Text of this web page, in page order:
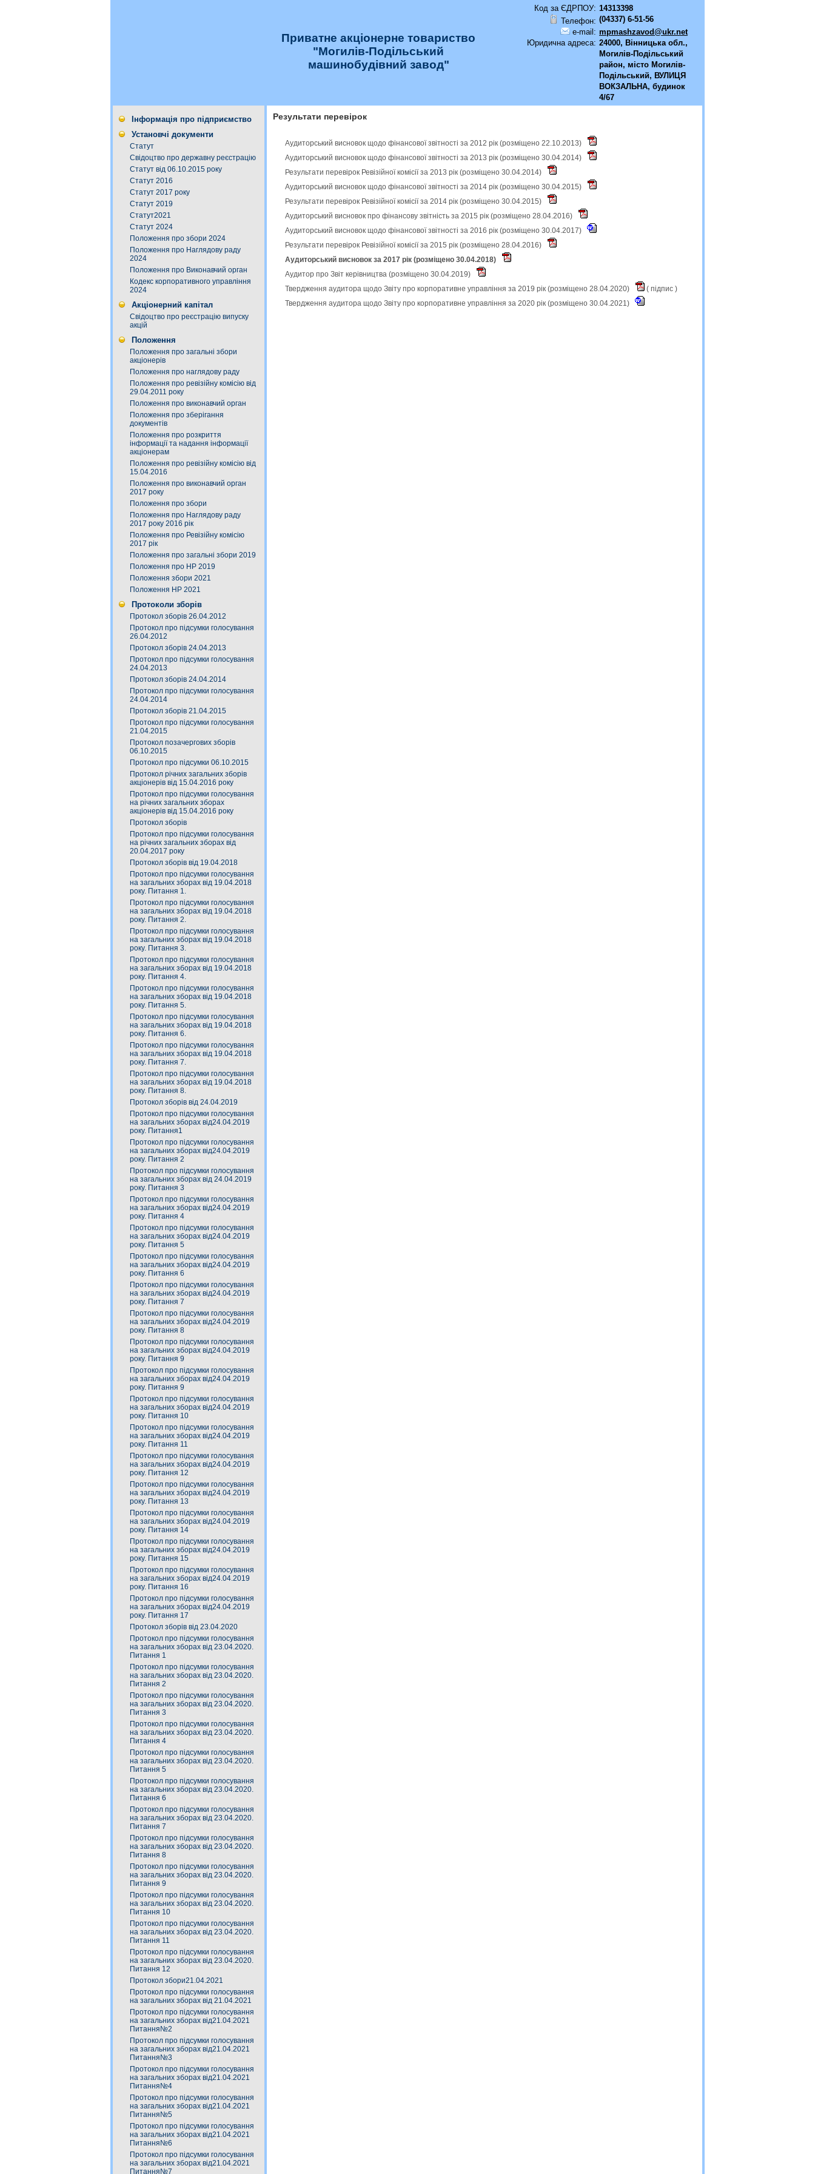
Приватне акціонерне товариство
"Могилів-Подільський
машинобудівний завод"
Код за ЄДРПОУ: 14313398
Телефон: (04337) 6-51-56
e-mail: mpmashzavod@ukr.net
Юридична адреса: 24000, Вінницька обл.,
Могилів-Подільський
район, місто Могилів-
Подільський, ВУЛИЦЯ
ВОКЗАЛЬНА, будинок
4/67
Інформація про підприємство
Установчі документи
Статут
Свідоцтво про державну реєстрацію
Статут від 06.10.2015 року
Статут 2016
Статут 2017 року
Статут 2019
Статут2021
Статут 2024
Положення про збори 2024
Положення про Наглядову раду
2024
Положення про Виконавчий орган
Кодекс корпоративного управління
2024
Акціонерний капітал
Свідоцтво про реєстрацію випуску
акцій
Положення
Положення про загальні збори
акціонерів
Положення про наглядову раду
Положення про ревізійну комісію від
29.04.2011 року
Положення про виконавчий орган
Положення про зберігання
документів
Положення про розкриття
інформації та надання інформації
акціонерам
Положення про ревізійну комісію від
15.04.2016
Положення про виконавчий орган
2017 року
Положення про збори
Положення про Наглядову раду
2017 року 2016 рік
Положення про Ревізійну комісію
2017 рік
Положення про загальні збори 2019
Положення про НР 2019
Положення збори 2021
Положення НР 2021
Протоколи зборів
Протокол зборів 26.04.2012
Протокол про підсумки голосування
26.04.2012
Протокол зборів 24.04.2013
Протокол про підсумки голосування
24.04.2013
Протокол зборів 24.04.2014
Протокол про підсумки голосування
24.04.2014
Протокол зборів 21.04.2015
Протокол про підсумки голосування
21.04.2015
Протокол позачергових зборів
06.10.2015
Протокол про підсумки 06.10.2015
Протокол річних загальних зборів
акціонерів від 15.04.2016 року
Протокол про підсумки голосування
на річних загальних зборах
акціонерів від 15.04.2016 року
Протокол зборів
Протокол про підсумки голосування
на річних загальних зборах від
20.04.2017 року
Протокол зборів від 19.04.2018
Протокол про підсумки голосування
на загальних зборах від 19.04.2018
року. Питання 1.
Протокол про підсумки голосування
на загальних зборах від 19.04.2018
року. Питання 2.
Протокол про підсумки голосування
на загальних зборах від 19.04.2018
року. Питання 3.
Протокол про підсумки голосування
на загальних зборах від 19.04.2018
року. Питання 4.
Протокол про підсумки голосування
на загальних зборах від 19.04.2018
року. Питання 5.
Протокол про підсумки голосування
на загальних зборах від 19.04.2018
року. Питання 6.
Протокол про підсумки голосування
на загальних зборах від 19.04.2018
року. Питання 7.
Протокол про підсумки голосування
на загальних зборах від 19.04.2018
року. Питання 8.
Протокол зборів від 24.04.2019
Протокол про підсумки голосування
на загальних зборах від24.04.2019
року. Питання1
Протокол про підсумки голосування
на загальних зборах від24.04.2019
року. Питання 2
Протокол про підсумки голосування
на загальних зборах від 24.04.2019
року. Питання 3
Протокол про підсумки голосування
на загальних зборах від24.04.2019
року. Питання 4
Протокол про підсумки голосування
на загальних зборах від24.04.2019
року. Питання 5
Протокол про підсумки голосування
на загальних зборах від24.04.2019
року. Питання 6
Протокол про підсумки голосування
на загальних зборах від24.04.2019
року. Питання 7
Протокол про підсумки голосування
на загальних зборах від24.04.2019
року. Питання 8
Протокол про підсумки голосування
на загальних зборах від24.04.2019
року. Питання 9
Протокол про підсумки голосування
на загальних зборах від24.04.2019
року. Питання 9
Протокол про підсумки голосування
на загальних зборах від24.04.2019
року. Питання 10
Протокол про підсумки голосування
на загальних зборах від24.04.2019
року. Питання 11
Протокол про підсумки голосування
на загальних зборах від24.04.2019
року. Питання 12
Протокол про підсумки голосування
на загальних зборах від24.04.2019
року. Питання 13
Протокол про підсумки голосування
на загальних зборах від24.04.2019
року. Питання 14
Протокол про підсумки голосування
на загальних зборах від24.04.2019
року. Питання 15
Протокол про підсумки голосування
на загальних зборах від24.04.2019
року. Питання 16
Протокол про підсумки голосування
на загальних зборах від24.04.2019
року. Питання 17
Протокол зборів від 23.04.2020
Протокол про підсумки голосування
на загальних зборах від 23.04.2020.
Питання 1
Протокол про підсумки голосування
на загальних зборах від 23.04.2020.
Питання 2
Протокол про підсумки голосування
на загальних зборах від 23.04.2020.
Питання 3
Протокол про підсумки голосування
на загальних зборах від 23.04.2020.
Питання 4
Протокол про підсумки голосування
на загальних зборах від 23.04.2020.
Питання 5
Протокол про підсумки голосування
на загальних зборах від 23.04.2020.
Питання 6
Протокол про підсумки голосування
на загальних зборах від 23.04.2020.
Питання 7
Протокол про підсумки голосування
на загальних зборах від 23.04.2020.
Питання 8
Протокол про підсумки голосування
на загальних зборах від 23.04.2020.
Питання 9
Протокол про підсумки голосування
на загальних зборах від 23.04.2020.
Питання 10
Протокол про підсумки голосування
на загальних зборах від 23.04.2020.
Питання 11
Протокол про підсумки голосування
на загальних зборах від 23.04.2020.
Питання 12
Протокол збори21.04.2021
Протокол про підсумки голосування
на загальних зборах від 21.04.2021
Протокол про підсумки голосування
на загальних зборах від21.04.2021
Питання№2
Протокол про підсумки голосування
на загальних зборах від21.04.2021
Питання№3
Протокол про підсумки голосування
на загальних зборах від21.04.2021
Питання№4
Протокол про підсумки голосування
на загальних зборах від21.04.2021
Питання№5
Протокол про підсумки голосування
на загальних зборах від21.04.2021
Питання№6
Протокол про підсумки голосування
на загальних зборах від21.04.2021
Питання№7
Результати перевірок
Аудиторський висновок щодо фінансової звітності за 2012 рік (розміщено 22.10.2013)
Аудиторський висновок щодо фінансової звітності за 2013 рік (розміщено 30.04.2014)
Результати перевірок Ревізійної комісії за 2013 рік (розміщено 30.04.2014)
Аудиторський висновок щодо фінансової звітності за 2014 рік (розміщено 30.04.2015)
Результати перевірок Ревізійної комісії за 2014 рік (розміщено 30.04.2015)
Аудиторський висновок про фінансову звітність за 2015 рік (розміщено 28.04.2016)
Аудиторський висновок щодо фінансової звітності за 2016 рік (розміщено 30.04.2017)
Результати перевірок Ревізійної комісії за 2015 рік (розміщено 28.04.2016)
Аудиторський висновок за 2017 рік (розміщено 30.04.2018)
Аудитор про Звіт керівництва (розміщено 30.04.2019)
Твердження аудитора щодо Звіту про корпоративне управління за 2019 рік (розміщено 28.04.2020)
( підпис )
Твердження аудитора щодо Звіту про корпоративне управління за 2020 рік (розміщено 30.04.2021)